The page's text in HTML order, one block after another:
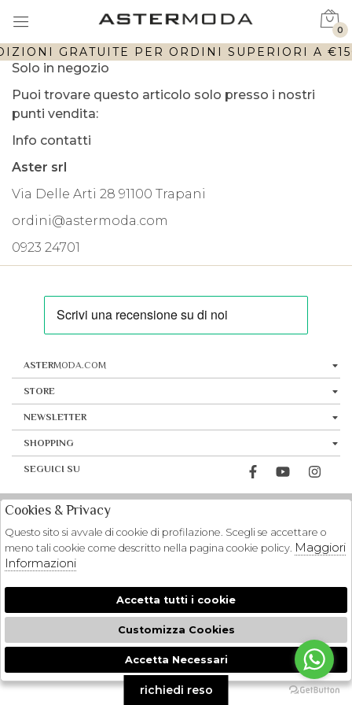
GRATUITE PER ORDINI SUPERIORI A
0
Solo in negozio
Puoi trovare questo articolo solo presso i nostri
punti vendita:
Info contatti
Aster srl
Via Delle Arti 28 91100 Trapani
ordini@astermoda.com
0923 24701
ASTERMODA.COM
STORE
NEWSLETTER
SHOPPING
SEGUICI SU
🍪
richiedi reso
Cookies & Privacy
Questo sito si avvale di cookie di profilazione. Scegli se accettare o
meno tali cookie come descritto nella pagina cookie policy. Maggiori
Informazioni
Accetta tutti i cookie
Customizza Cookies
Accetta Necessari